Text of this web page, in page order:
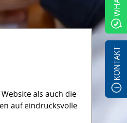
als auch die
auf eindrucksvolle
KONTAKT